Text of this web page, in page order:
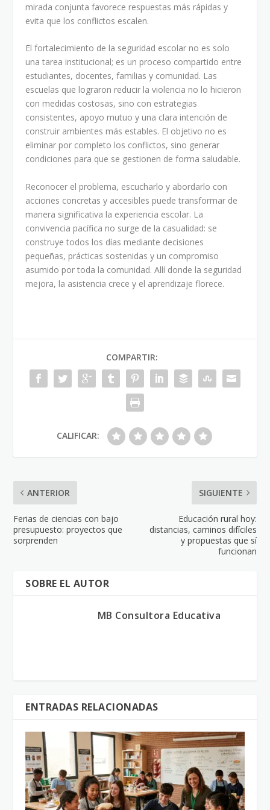
mirada conjunta favorece respuestas más rápidas y
evita que los conflictos escalen.
El fortalecimiento de la seguridad escolar no es solo
una tarea institucional; es un proceso compartido entre
estudiantes, docentes, familias y comunidad. Las
escuelas que lograron reducir la violencia no lo hicieron
con medidas costosas, sino con estrategias
consistentes, apoyo mutuo y una clara intención de
construir ambientes más estables. El objetivo no es
eliminar por completo los conflictos, sino generar
condiciones para que se gestionen de forma saludable.
Reconocer el problema, escucharlo y abordarlo con
acciones concretas y accesibles puede transformar de
manera significativa la experiencia escolar. La
convivencia pacífica no surge de la casualidad: se
construye todos los días mediante decisiones
pequeñas, prácticas sostenidas y un compromiso
asumido por toda la comunidad. Allí donde la seguridad
mejora, la asistencia crece y el aprendizaje florece.
COMPARTIR:
CALIFICAR:
ANTERIOR
Ferias de ciencias con bajo
presupuesto: proyectos que
sorprenden
SIGUIENTE
Educación rural hoy:
distancias, caminos difíciles
y propuestas que sí
funcionan
SOBRE EL AUTOR
MB Consultora Educativa
ENTRADAS RELACIONADAS